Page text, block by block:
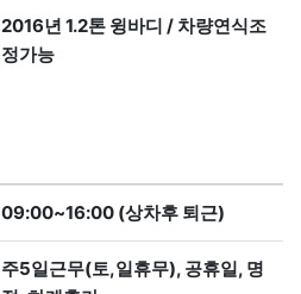
2016년 1.2톤 윙바디 / 차량연식조
정가능
09:00~16:00 (상차후 퇴근)
주5일근무(토,일휴무), 공휴일, 명